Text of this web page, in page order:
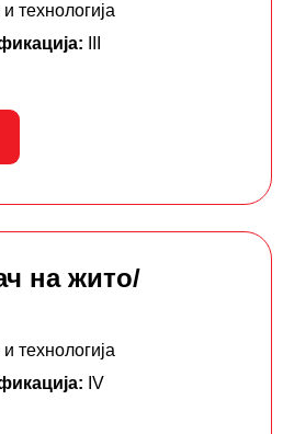
технологија
на жито/
технологија
IV